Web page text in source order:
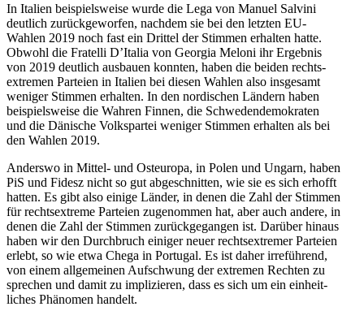
In Italien beispiels­weise wurde die Lega von Manuel Salvini
deutlich zurück­ge­worfen, nachdem sie bei den letzten EU-
Wahlen 2019 noch fast ein Drittel der Stimmen erhalten hatte.
Obwohl die Fratelli D’Italia von Georgia Meloni ihr Ergebnis
von 2019 deutlich ausbauen konnten, haben die beiden rechts­
extremen Parteien in Italien bei diesen Wahlen also insgesamt
weniger Stimmen erhalten. In den nordi­schen Ländern haben
beispiels­weise die Wahren Finnen, die Schwe­den­de­mo­kraten
und die Dänische Volks­partei weniger Stimmen erhalten als bei
den Wahlen 2019.
Anderswo in Mittel- und Osteuropa, in Polen und Ungarn, haben
PiS und Fidesz nicht so gut abgeschnitten, wie sie es sich erhofft
hatten. Es gibt also einige Länder, in denen die Zahl der Stimmen
für rechts­extreme Parteien zugenommen hat, aber auch andere, in
denen die Zahl der Stimmen zurück­ge­gangen ist. Darüber hinaus
haben wir den Durch­bruch einiger neuer rechts­extremer Parteien
erlebt, so wie etwa Chega in Portugal. Es ist daher irreführend,
von einem allge­meinen Aufschwung der extremen Rechten zu
sprechen und damit zu impli­zieren, dass es sich um ein einheit­
liches Phänomen handelt.